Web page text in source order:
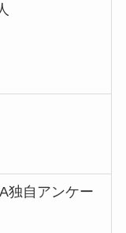
独自アンケー